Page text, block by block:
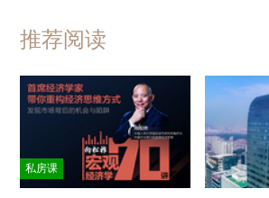
推荐阅读
私房课